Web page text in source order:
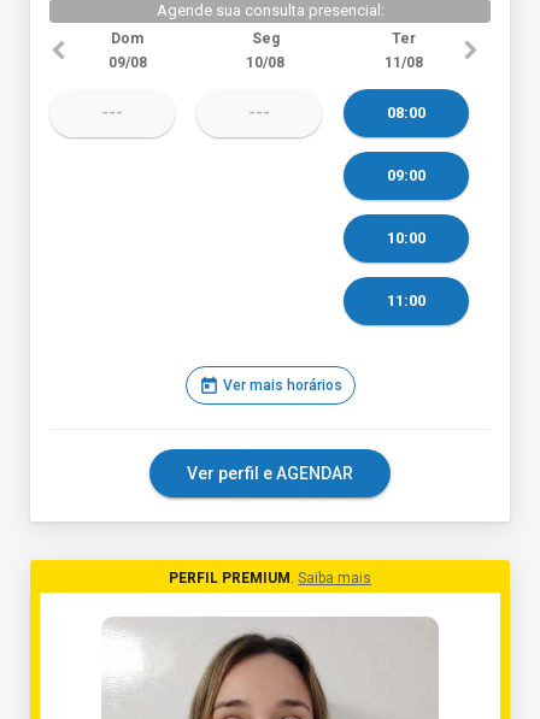
Agende sua consulta presencial:
Dom
09/08
Seg
10/08
Ter
11/08
--- --- 08:00
09:00
10:00
11:00
today Ver mais horários
Ver perfil e AGENDAR
PERFIL PREMIUM . Saiba mais